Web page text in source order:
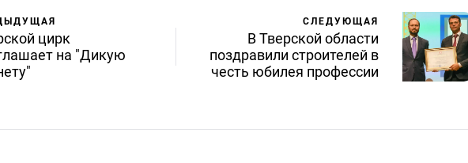
цирк
на "Дикую
СЛЕДУЮЩАЯ
В Тверской области
поздравили строителей в
честь юбилея профессии